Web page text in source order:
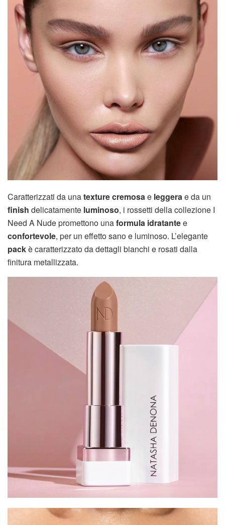
Caratterizzati da unatexture cremosae leggerae da un
finish delicatamente luminoso, i rossetti della collezione I
Need A Nude promettono unaformula idratantee
confortevole, per un effetto sano e luminoso. L’elegante
packè caratterizzato da dettagli bianchi e rosati dalla
finitura metallizzata.